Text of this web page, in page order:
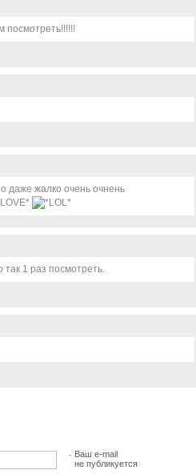
посмотреть!!!!!!
даже жалко очень очнень
так 1 раз посмотреть.
Ваш e-mail
не публикуется